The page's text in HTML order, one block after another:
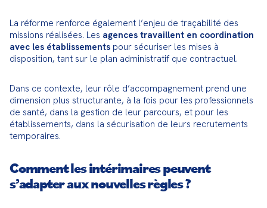
La réforme renforce également l’enjeu de traçabilité des
missions réalisées. Les agences travaillent en coordination
avec les établissements pour sécuriser les mises à
disposition, tant sur le plan administratif que contractuel.
Dans ce contexte, leur rôle d’accompagnement prend une
dimension plus structurante, à la fois pour les professionnels
de santé, dans la gestion de leur parcours, et pour les
établissements, dans la sécurisation de leurs recrutements
temporaires.
Comment les intérimaires peuvent
s’adapter aux nouvelles règles ?